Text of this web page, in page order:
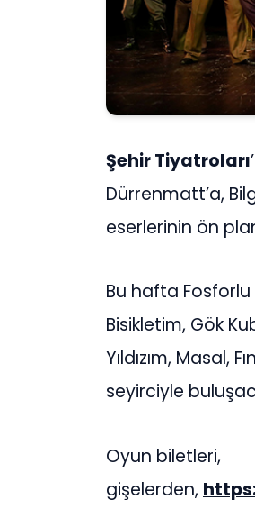
Şehir Tiyatroları
Dürrenmatt’a,
eserlerinin ön
Bu hafta Fosforlu
Bisikletim, Gök
Yıldızım, Masal,
seyirciyle
Oyun biletleri,
gişelerden,